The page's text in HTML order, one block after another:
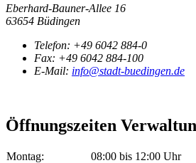
Eberhard-Bauner-Allee 16
63654 Büdingen
Telefon: +49 6042 884-0
Fax: +49 6042 884-100
E-Mail: info@stadt-buedingen.de
Öffnungszeiten
Montag:
08:00 bis 12:00 Uhr